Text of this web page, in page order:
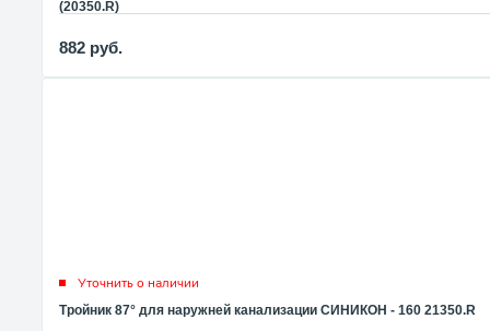
(20350.R)
882 руб.
Уточнить о наличии
Тройник 87° для наружней канализации СИНИКОН - 160 21350.R